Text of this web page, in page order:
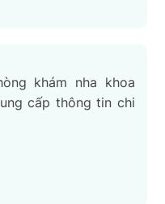
khám nha khoa
cấp thông tin chi